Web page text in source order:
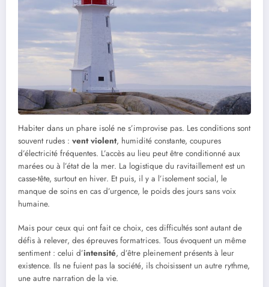
Habiter dans un phare isolé ne s’improvise pas. Les conditions sont
souvent rudes : vent violent, humidité constante, coupures
d’électricité fréquentes. L’accès au lieu peut être conditionné aux
marées ou à l’état de la mer. La logistique du ravitaillement est un
casse-tête, surtout en hiver. Et puis, il y a l’isolement social, le
manque de soins en cas d’urgence, le poids des jours sans voix
humaine.
Mais pour ceux qui ont fait ce choix, ces difficultés sont autant de
défis à relever, des épreuves formatrices. Tous évoquent un même
sentiment : celui d’intensité, d’être pleinement présents à leur
existence. Ils ne fuient pas la société, ils choisissent un autre rythme,
une autre narration de la vie.